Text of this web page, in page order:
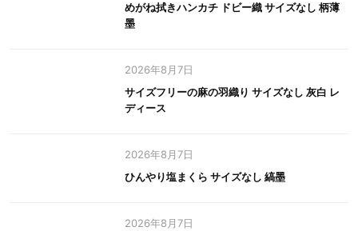
めがね拭きハンカチ ドビー織 サイズなし 柄薄
墨
2026年8月7日
サイズフリーの麻の羽織り サイズなし 灰白 レ
ディース
2026年8月7日
ひんやり塩まくら サイズなし 縞墨
2026年8月7日